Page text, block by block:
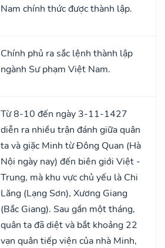
Nam chính thức được thành lập.
Chính phủ ra sắc lệnh thành lập
ngành Sư phạm Việt Nam.
Từ 8-10 đến ngày 3-11-1427
diễn ra nhiều trận đánh giữa quân
ta và giặc Minh từ Đông Quan (Hà
Nội ngày nay) đến biên giới Việt -
Trung, mà khu vực chủ yếu là Chi
Lăng (Lạng Sơn), Xương Giang
(Bắc Giang). Sau gần một tháng,
quân ta đã diệt và bắt khoảng 22
vạn quân tiếp viện của nhà Minh,